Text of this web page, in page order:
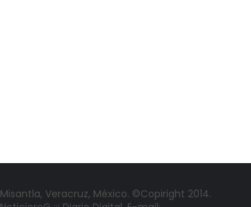
Misantla, Veracruz, México. ©Copiright 2014.